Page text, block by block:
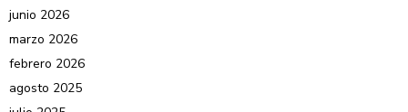
junio 2026
marzo 2026
febrero 2026
agosto 2025